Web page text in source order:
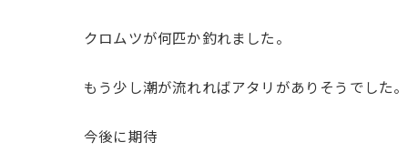
クロムツが何匹か釣れました。
もう少し潮が流れればアタリがありそうでした。
今後に期待